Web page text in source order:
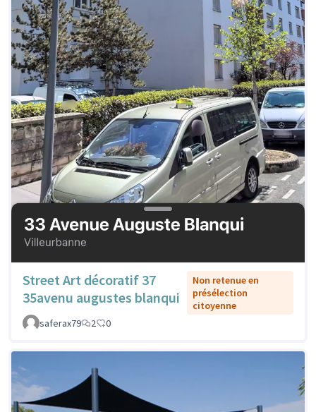
Street Art décoratif 37
35avenu augustes blanqui
Non retenue en
présélection
citoyenne
saferax79
2 0